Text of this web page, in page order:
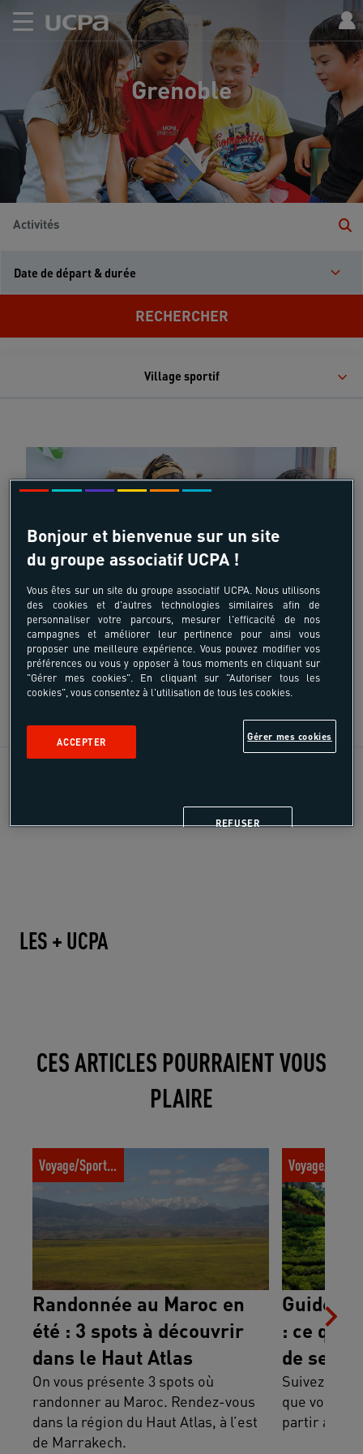
Grenoble
Activités
Date de départ & durée
RECHERCHER
Village sportif
LES + UCPA
CES ARTICLES POURRAIENT VOUS
PLAIRE
Randonnée au Maroc en été : 3 spots à
découvrir dans le Haut Atlas
Voyage/Sport trotter
Randonnée au Maroc en
été : 3 spots à découvrir
dans le Haut Atlas
On vous présente 3 spots où
randonner au Maroc. Rendez-vous
dans la région du Haut Atlas, à l’est
de Marrakech.
Guide
savoir avant
Guide
: ce
de se
Suivez le
que vous
partir au Sri
Bonjour et bienvenue sur un site
du groupe associatif UCPA !
Vous êtes sur un site du groupe associatif UCPA. Nous utilisons
des cookies et d'autres technologies similaires afin de
personnaliser votre parcours, mesurer l'efficacité de nos
campagnes et améliorer leur pertinence pour ainsi vous
proposer une meilleure expérience. Vous pouvez modifier vos
préférences ou vous y opposer à tous moments en cliquant sur
"Gérer mes cookies". En cliquant sur "Autoriser tous les
cookies", vous consentez à l'utilisation de tous les cookies.
Gérer mes cookies
REFUSER
ACCEPTER